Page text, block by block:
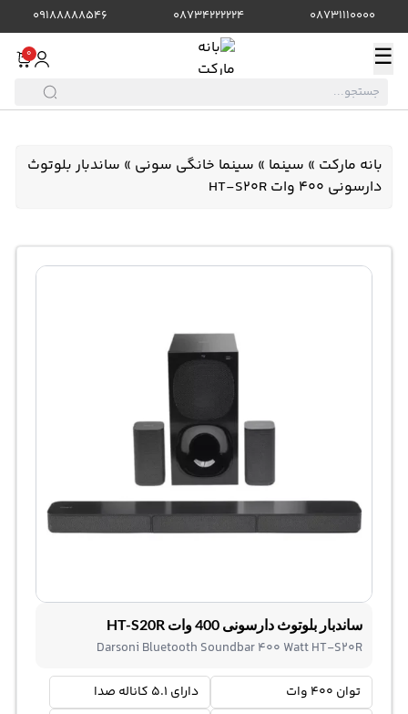
08731110000
08734222224
09188888546
☰
0
بانه مارکت » سینما » سینما خانگی سونی » ساندبار بلوتوث
دارسونی 400 وات HT-S20R
ساندبار بلوتوث دارسونی 400 وات HT-S20R
Darsoni Bluetooth Soundbar 400 Watt HT-S20R
توان 400 وات
دارای 5.1 کاناله صدا